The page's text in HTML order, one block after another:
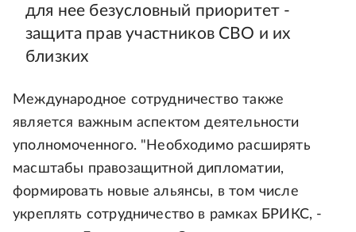
для нее безусловный приоритет -
защита прав участников СВО и их
близких
Международное сотрудничество также
является важным аспектом деятельности
уполномоченного. "Необходимо расширять
масштабы правозащитной дипломатии,
формировать новые альянсы, в том числе
укреплять сотрудничество в рамках БРИКС, -